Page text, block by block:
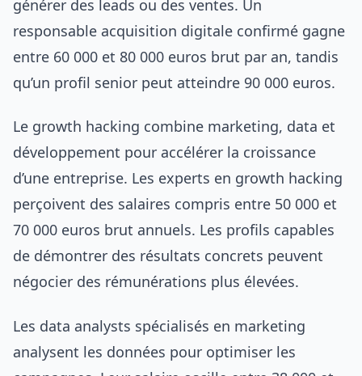
générer des leads ou des ventes. Un
responsable acquisition digitale confirmé gagne
entre 60 000 et 80 000 euros brut par an, tandis
qu’un profil senior peut atteindre 90 000 euros.
Le growth hacking combine marketing, data et
développement pour accélérer la croissance
d’une entreprise. Les experts en growth hacking
perçoivent des salaires compris entre 50 000 et
70 000 euros brut annuels. Les profils capables
de démontrer des résultats concrets peuvent
négocier des rémunérations plus élevées.
Les data analysts spécialisés en marketing
analysent les données pour optimiser les